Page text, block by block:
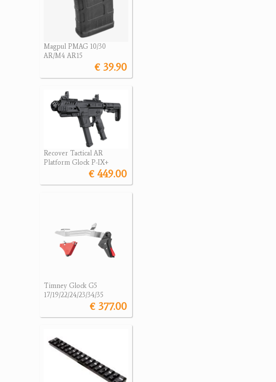
Magpul PMAG 10/30
AR/M4 AR15
€ 39.90
Recover Tactical AR
Platform Glock P-IX+
€ 449.00
Timney Glock G5
17/19/22/24/23/34/35
€ 377.00